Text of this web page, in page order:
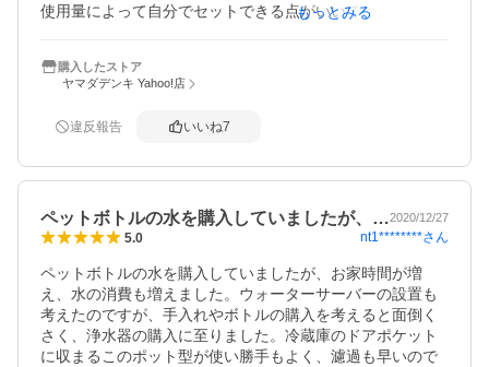
使用量によって自分でセットできる点がいいですね。注ぎ
もっとみる
購入したストア
ヤマダデンキ Yahoo!店
違反報告 いいね7
ペットボトルの水を購入していましたが、…2020/12/27
5.0 nt1********さん
ペットボトルの水を購入していましたが、お家時間が増
え、水の消費も増えました。ウォーターサーバーの設置も
考えたのですが、手入れやボトルの購入を考えると面倒く
さく、浄水器の購入に至りました。冷蔵庫のドアポケット
に収まるこのポット型が使い勝手もよく、濾過も早いので